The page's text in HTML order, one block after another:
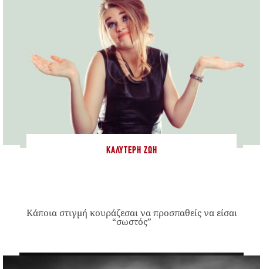
ΚΑΛΎΤΕΡΗ ΖΩΉ
Κάποια στιγμή κουράζεσαι να προσπαθείς να είσαι
“σωστός”